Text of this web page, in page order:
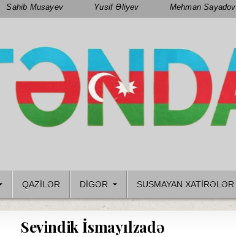
Sahib Musayev Yusif Əliyev Mehman Sayadov
QAZILƏR DIGƏR SUSMAYAN XATİRƏLƏR
Sevindik İsmayılzadə